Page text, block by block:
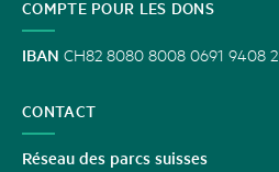
COMPTE POUR LES DONS
IBAN CH82 8080 8008 0691 9408 2
CONTACT
Réseau des parcs suisses